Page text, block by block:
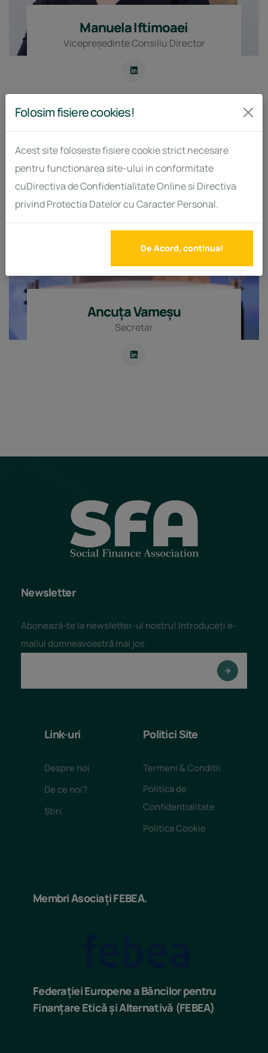
Manuela Iftimoaei
Vicepreședinte Consiliu Director
Ancuța Vameșu
Secretar
Newsletter
Abonează-te la newsletter-ul nostru! Introduceți e-
mailul dumneavoastră mai jos
Link-uri
Despre noi
De ce noi?
Știri
Politici Site
Termeni & Conditii
Politica de
Confidentialitate
Politica Cookie
Membri Asociați FEBEA.
Federației Europene a Băncilor pentru
Finanțare Etică și Alternativă (FEBEA)
Folosim fisiere cookies!
Acest site foloseste fisiere cookie strict necesare
pentru functionarea site-ului in conformitate
cuDirectiva de Confidentialitate Online si Directiva
privind Protectia Datelor cu Caracter Personal.
De Acord, continua!